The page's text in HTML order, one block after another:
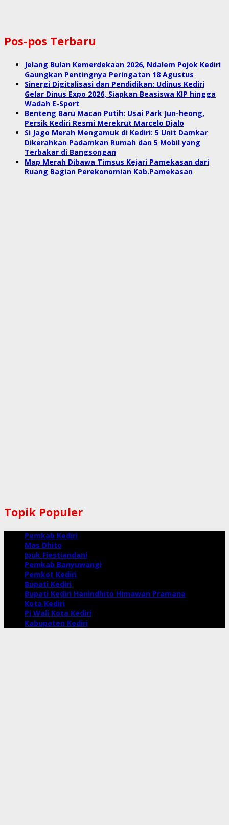
Pos-pos Terbaru
Jelang Bulan Kemerdekaan 2026, Ndalem Pojok Kediri
Gaungkan Pentingnya Peringatan 18 Agustus
Sinergi Digitalisasi dan Pendidikan: Udinus Kediri
Gelar Dinus Expo 2026, Siapkan Beasiswa KIP hingga
Wadah E-Sport
Benteng Baru Macan Putih: Usai Park Jun-heong,
Persik Kediri Resmi Merekrut Marcelo Djalo
Si Jago Merah Mengamuk di Kediri: 5 Unit Damkar
Dikerahkan Padamkan Rumah dan 5 Mobil yang
Terbakar di Bangsongan
Map Merah Dibawa Timsus Kejari Pamekasan dari
Ruang Bagian Perekonomian Kab.Pamekasan
Topik Populer
Pemkab Kediri
Mas Dhito
Ipuk Fiestiandani
Pemkab Banyuwangi
Pemkot Kediri
Bupati Kediri
Bupati Kediri Hanindhito Himawan Pramana
Kota Kediri
Pj Wali Kota Kediri
Kabupaten Kediri